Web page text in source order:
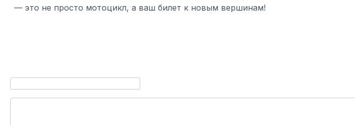
— это не просто мотоцикл, а ваш билет к новым вершинам!